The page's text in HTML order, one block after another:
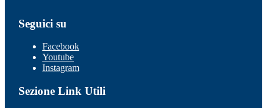
Seguici su
Facebook
Youtube
Instagram
Sezione Link Utili